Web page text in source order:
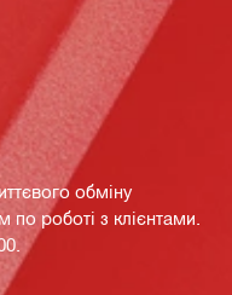
обміну
роботі з клієнтами.